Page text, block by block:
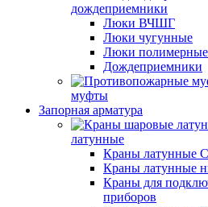
дождеприемники
Люки ВЧШГ
Люки чугунные
Люки полимерные
Дождеприемники
муфты
Запорная арматура
латунные
Краны
Краны латунные
Краны для
приборов